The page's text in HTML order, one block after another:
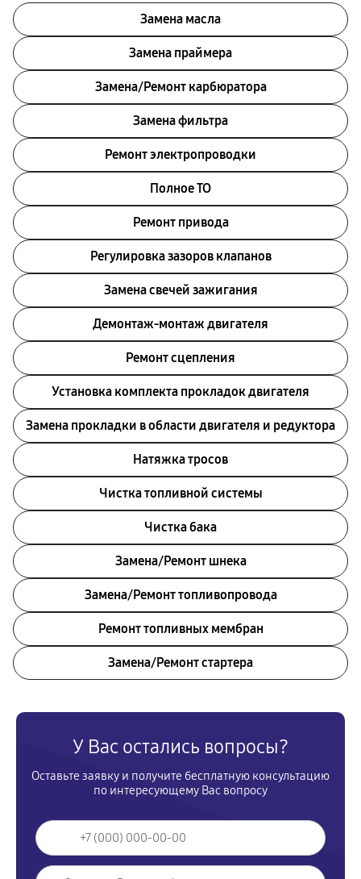
Замена масла
Замена праймера
Замена/Pемонт карбюратора
Замена фильтра
Ремонт электропроводки
Полное ТО
Ремонт привода
Регулировка зазоров клапанов
Замена свечей зажигания
Демонтаж-монтаж двигателя
Ремонт сцепления
Установка комплекта прокладок двигателя
Замена прокладки в области двигателя и редуктора
Натяжка тросов
Чистка топливной системы
Чистка бака
Замена/Pемонт шнека
Замена/Pемонт топливопровода
Ремонт топливных мембран
Замена/Pемонт стартера
У Вас остались вопросы?
Оставьте заявку и получите бесплатную консультацию
по интересующему Вас вопросу